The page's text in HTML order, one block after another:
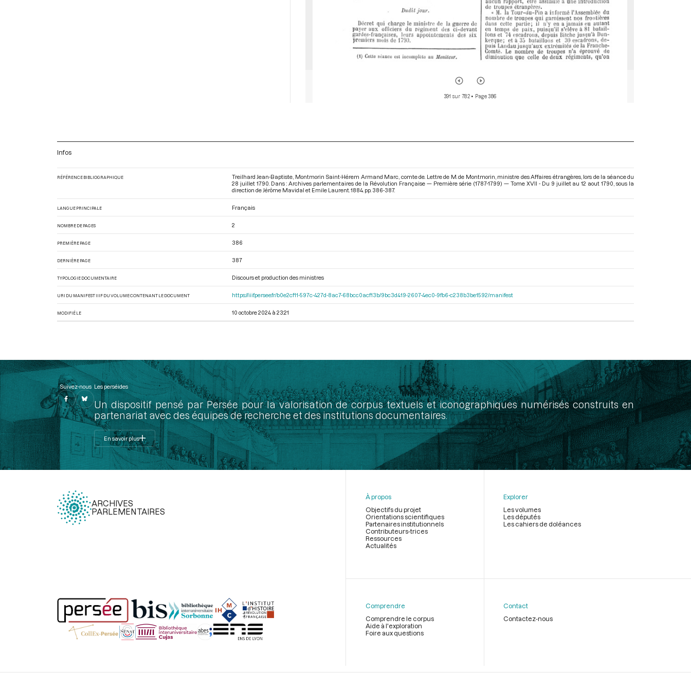
391 sur 782• Page 386
Infos
RÉFÉRENCE BIBLIOGRAPHIQUE
Treilhard Jean-Baptiste, Montmorin Saint-Hérem Armand Marc, comte de. Lettre de M. de Montmorin, ministre des Affaires étrangères, lors de la séance du
28 juillet 1790. Dans : Archives parlementaires de la Révolution Française — Première série (1787-1799) — Tome XVII - Du 9 juillet au 12 aout 1790 , sous la
direction de Jérôme Mavidal et Emile Laurent. 1884. pp. 386-387.
LANGUE PRINCIPALE Français
NOMBRE DE PAGES 2
PREMIÈRE PAGE 386
DERNIÈRE PAGE 387
TYPOLOGIE DOCUMENTAIRE Discours et production des ministres
URI DU MANIFEST IIIF DU VOLUME CONTENANT LE DOCUMENT https://iiif.persee.fr/b0e2cf11-597c-427d-8ac7-68bcc0acf13b/9bc3d419-2607-4ec0-9fb6-c238b3be1592/manifest
MODIFIÉ LE 10 octobre 2024 à 23:21
Suivez-nous Les perséides
Un dispositif pensé par Persée pour la valorisation de corpus textuels et iconographiques numérisés construits en
partenariat avec des équipes de recherche et des institutions documentaires.
En savoir plus
ARCHIVES
PARLEMENTAIRES
page
À propos
Objectifs du projet
Orientations scientifiques
Partenaires institutionnels
Contributeurs-trices
Ressources
Actualités
Explorer
Les volumes
Les députés
Les cahiers de doléances
Comprendre
Comprendre le corpus
Aide à l'exploration
Foire aux questions
Contact
Contactez-nous
Légal